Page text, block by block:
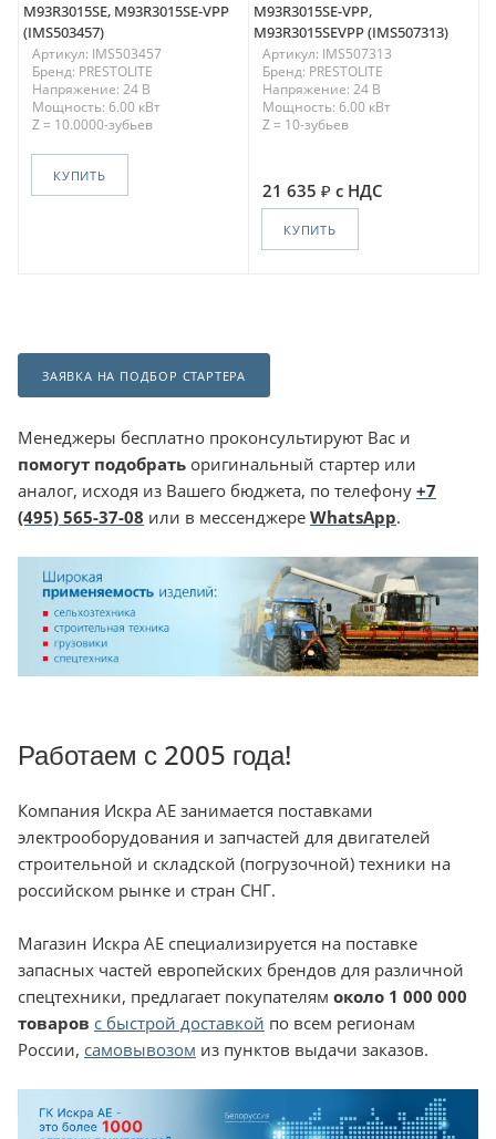
M93R3015SE, M93R3015SE-VPP
(IMS503457)
Артикул: IMS503457
Бренд: PRESTOLITE
Напряжение: 24 В
Мощность: 6.00 кВт
Z = 10.0000-зубьев
КУПИТЬ
M93R3015SE-VPP,
M93R3015SEVPP (IMS507313)
Артикул: IMS507313
Бренд: PRESTOLITE
Напряжение: 24 В
Мощность: 6.00 кВт
Z = 10-зубьев
21 635 с НДС
КУПИТЬ
ЗАЯВКА НА ПОДБОР СТАРТЕРА
Менеджеры бесплатно проконсультируют Вас и
помогут подобрать оригинальный стартер или
аналог, исходя из Вашего бюджета, по телефону +7
(495) 565-37-08 или в мессенджере WhatsApp.
Работаем с 2005 года!
Компания Искра АЕ занимается поставками
электрооборудования и запчастей для двигателей
строительной и складской (погрузочной) техники на
российском рынке и стран СНГ.
Магазин Искра АЕ специализируется на поставке
запасных частей европейских брендов для различной
спецтехники, предлагает покупателям около 1 000 000
товаров с быстрой доставкой по всем регионам
России, самовывозом из пунктов выдачи заказов.